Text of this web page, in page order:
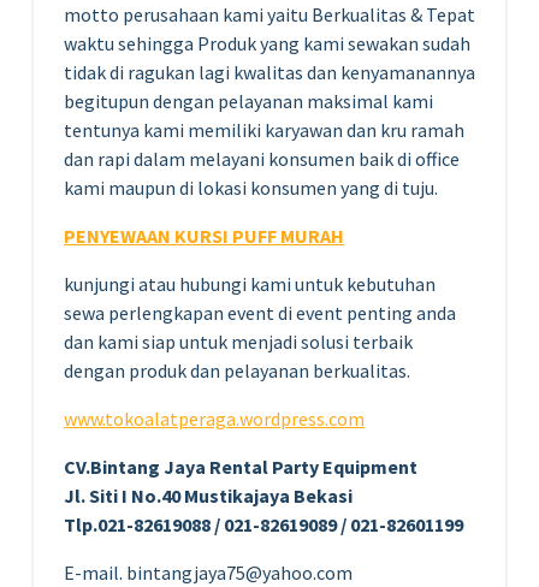
motto perusahaan kami yaitu Berkualitas & Tepat
waktu sehingga Produk yang kami sewakan sudah
tidak di ragukan lagi kwalitas dan kenyamanannya
begitupun dengan pelayanan maksimal kami
tentunya kami memiliki karyawan dan kru ramah
dan rapi dalam melayani konsumen baik di office
kami maupun di lokasi konsumen yang di tuju.
PENYEWAAN KURSI PUFF MURAH
kunjungi atau hubungi kami untuk kebutuhan
sewa perlengkapan event di event penting anda
dan kami siap untuk menjadi solusi terbaik
dengan produk dan pelayanan berkualitas.
www.tokoalatperaga.wordpress.com
CV.Bintang Jaya Rental Party Equipment
Jl. Siti I No.40 Mustikajaya Bekasi
Tlp.021-82619088 / 021-82619089 / 021-82601199
E-mail. bintangjaya75@yahoo.com